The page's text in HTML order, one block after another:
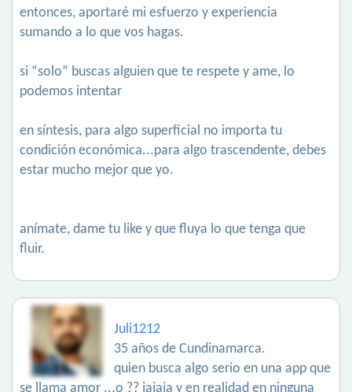
entonces, aportaré mi esfuerzo y experiencia
sumando a lo que vos hagas.
si “solo” buscas alguien que te respete y ame, lo
podemos intentar
en síntesis, para algo superficial no importa tu
condición económica...para algo trascendente, debes
estar mucho mejor que yo.
anímate, dame tu like y que fluya lo que tenga que
fluir.
Juli1212
35 años de Cundinamarca.
quien busca algo serio en una app que
se llama amor ...o ?? jajaja y en realidad en ninguna